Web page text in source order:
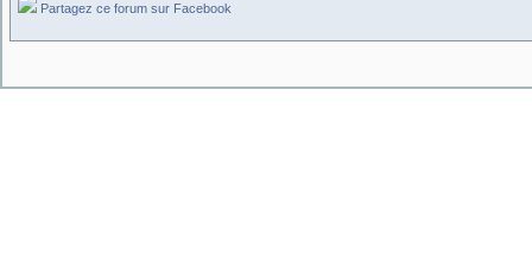
Partagez ce forum sur Facebook